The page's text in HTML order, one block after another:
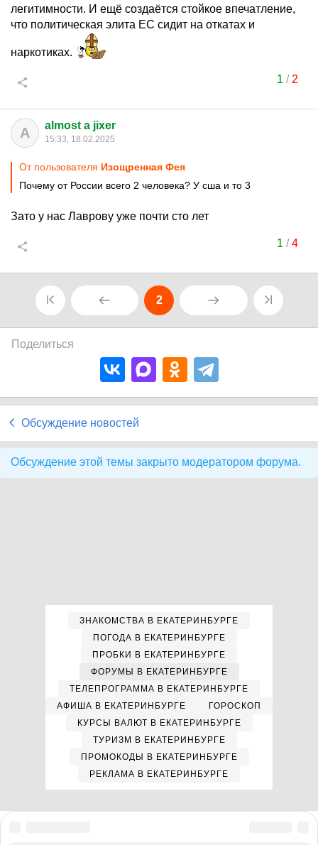
легитимности. И ещё создаётся стойкое впечатление,
что политическая элита ЕС сидит на откатах и
наркотиках.
1 / 2
A almost a jixer
15:33, 18.02.2025
От пользователя Изощренная Фея
Почему от России всего 2 человека? У сша и то 3
Зато у нас Лаврову уже почти сто лет
1 /4
2
Поделиться
Обсуждение новостей
Обсуждение этой темы закрыто модератором форума.
ЗНАКОМСТВА В ЕКАТЕРИНБУРГЕ
ПОГОДА В ЕКАТЕРИНБУРГЕ
ПРОБКИ В ЕКАТЕРИНБУРГЕ
ФОРУМЫ В ЕКАТЕРИНБУРГЕ
ТЕЛЕПРОГРАММА В ЕКАТЕРИНБУРГЕ
АФИША В ЕКАТЕРИНБУРГЕ
ГОРОСКОП
КУРСЫ ВАЛЮТ В ЕКАТЕРИНБУРГЕ
ТУРИЗМ В ЕКАТЕРИНБУРГЕ
ПРОМОКОДЫ В ЕКАТЕРИНБУРГЕ
РЕКЛАМА В ЕКАТЕРИНБУРГЕ